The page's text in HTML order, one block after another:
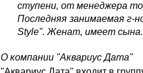
ступени, от менеджера
Последняя занимаемая г-
Style". Женат, имеет сына.
О компании "Аквариус Дата"